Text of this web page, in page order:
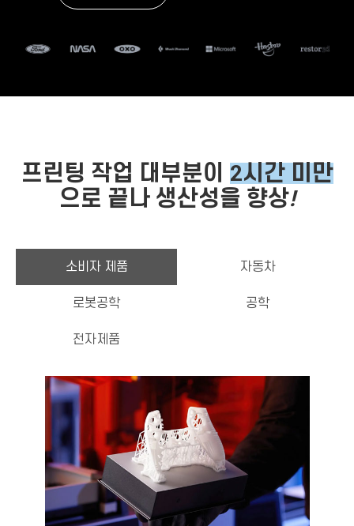
프린팅 작업 대부분이 2시간 미만
으로 끝나 생산성을 향상!
소비자 제품 자동차
로봇공학 공학
전자제품